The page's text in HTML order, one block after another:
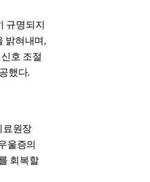
규명되지
밝혀내며,
호 조절
했다.
료원장
울증의
회복할